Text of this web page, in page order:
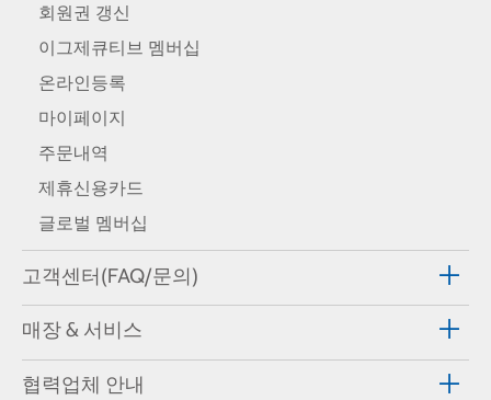
회원권 갱신
이그제큐티브 멤버십
온라인등록
마이페이지
주문내역
제휴신용카드
글로벌 멤버십
고객센터(FAQ/문의)
매장 & 서비스
협력업체 안내